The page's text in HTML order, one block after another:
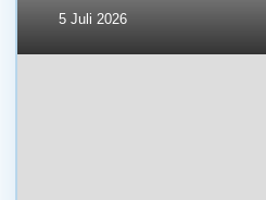
5 Juli 2026